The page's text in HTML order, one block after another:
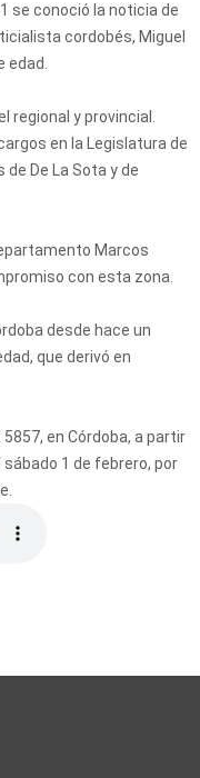
se conoció la noticia de
cordobés, Miguel
edad.
regional y provincial.
en la Legislatura de
De La Sota y de
Marcos
con esta zona.
desde hace un
que derivó en
en Córdoba, a partir
1 de febrero, por